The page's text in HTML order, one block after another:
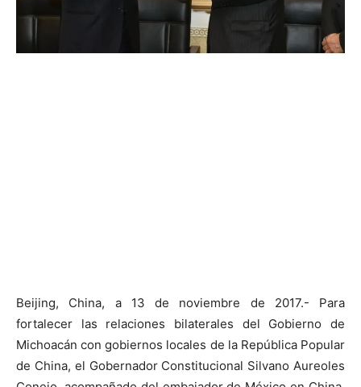
Beijing, China, a 13 de noviembre de 2017.- Para
fortalecer las relaciones bilaterales del Gobierno de
Michoacán con gobiernos locales de la República Popular
de China, el Gobernador Constitucional Silvano Aureoles